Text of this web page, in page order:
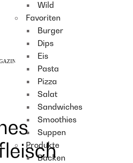
Wild
Favoriten
Burger
Dips
Eis
Pasta
Pizza
Salat
Sandwiches
Smoothies
Suppen
Produkte
Backen